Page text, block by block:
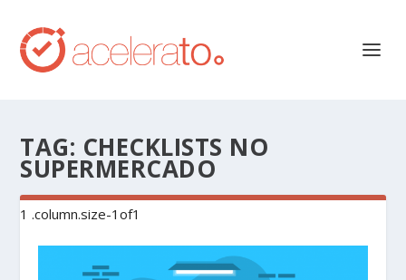
TAG: CHECKLISTS NO
SUPERMERCADO